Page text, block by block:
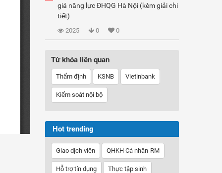
giá năng lực ĐHQG Hà Nội (kèm giải chi
tiết)
2025 0 0
Từ khóa liên quan
Thẩm định KSNB Vietinbank
Kiểm soát nội bộ
Hot trending
Giao dịch viên QHKH Cá nhân-RM
Hỗ trợ tín dụng Thực tập sinh